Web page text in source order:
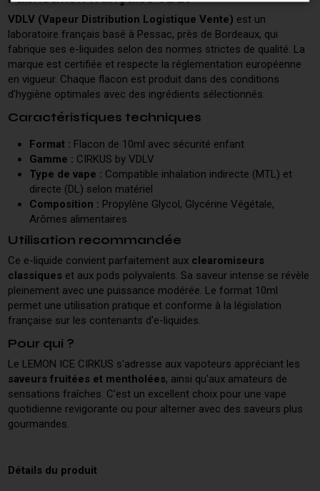
VDLV (Vapeur Distribution Logistique Vente) est un
laboratoire français basé à Pessac, près de Bordeaux, qui
fabrique ses e-liquides selon des normes strictes de qualité. La
marque est certifiée et respecte la réglementation européenne
en vigueur. Chaque flacon est produit dans des conditions
d'hygiène optimales avec des ingrédients sélectionnés.
Caractéristiques techniques
Format : Flacon de 10ml avec sécurité enfant
Gamme : CIRKUS by VDLV
Type de vape : Compatible inhalation indirecte (MTL) et
directe (DL) selon matériel
Composition : Propylène Glycol, Glycérine Végétale,
Arômes alimentaires
Utilisation recommandée
Ce e-liquide convient parfaitement aux clearomiseurs
classiques et aux pods polyvalents. Sa saveur intense se révèle
pleinement avec une puissance modérée. Le format 10ml
permet une utilisation pratique et conforme à la législation
française sur les contenants d'e-liquides.
Pour qui ?
Le LEMON ICE CIRKUS s'adresse aux vapoteurs appréciant les
saveurs fruitées et mentholées, ainsi qu'aux amateurs de
sensations fraîches. C'est un excellent choix pour une vape
quotidienne revigorante ou pour alterner avec des saveurs plus
gourmandes.
Détails du produit